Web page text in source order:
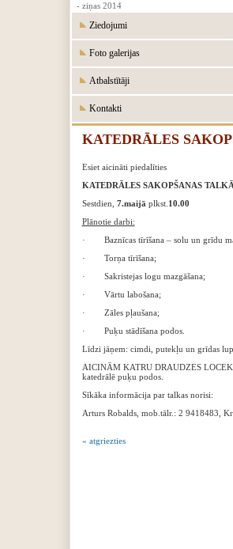
- ziņas 2014
Ziedojumi
Foto galerijas
Atbalstītāji
Kontakti
KATEDRĀLES
Esiet aicināti piedalīties
KATEDRĀLES SAKOPŠANAS TALKĀ
Sestdien, 7.maijā plkst. 10.00
Plānotie darbi:
· Baznīcas tīrīšana – solu un grīdu
· Torņa tīrīšana;
· Sakristejas logu mazgāšana;
· Vārtu labošana;
· Zāles pļaušana;
· Puķu stādīšana podos.
Līdzi jāņem: cimdi, putekļu un grīdas
AICINĀM KATRU DRAUDZES
katedrālē puķu podos.
Sīkāka informācija par talkas norisi:
Arturs Robalds, mob.tālr.: 2 9418483,
« atgriezties